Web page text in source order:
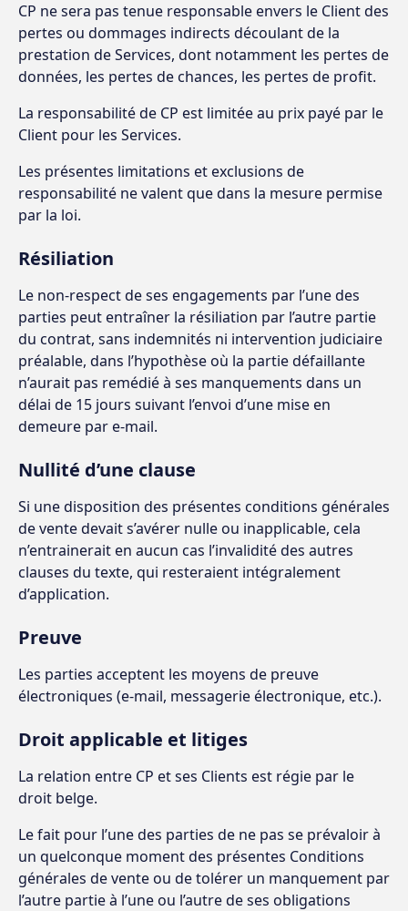
CP ne sera pas tenue responsable envers le Client des
pertes ou dommages indirects découlant de la
prestation de Services, dont notamment les pertes de
données, les pertes de chances, les pertes de profit.
La responsabilité de CP est limitée au prix payé par le
Client pour les Services.
Les présentes limitations et exclusions de
responsabilité ne valent que dans la mesure permise
par la loi.
Résiliation
Le non-respect de ses engagements par l’une des
parties peut entraîner la résiliation par l’autre partie
du contrat, sans indemnités ni intervention judiciaire
préalable, dans l’hypothèse où la partie défaillante
n’aurait pas remédié à ses manquements dans un
délai de 15 jours suivant l’envoi d’une mise en
demeure par e-mail.
Nullité d’une clause
Si une disposition des présentes conditions générales
de vente devait s’avérer nulle ou inapplicable, cela
n’entrainerait en aucun cas l’invalidité des autres
clauses du texte, qui resteraient intégralement
d’application.
Preuve
Les parties acceptent les moyens de preuve
électroniques (e-mail, messagerie électronique, etc.).
Droit applicable et litiges
La relation entre CP et ses Clients est régie par le
droit belge.
Le fait pour l’une des parties de ne pas se prévaloir à
un quelconque moment des présentes Conditions
générales de vente ou de tolérer un manquement par
l’autre partie à l’une ou l’autre de ses obligations